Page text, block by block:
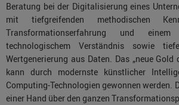
Beratung bei der Digitalisierung eines
mit tiefgreifenden methodischen
Transformationserfahrung und
technologischem Verständnis sowie
Wertgenerierung aus Daten. Das „neue Gold
kann durch modernste künstlicher
Computing-Technologien gewonnen werden.
einer Hand über den ganzen